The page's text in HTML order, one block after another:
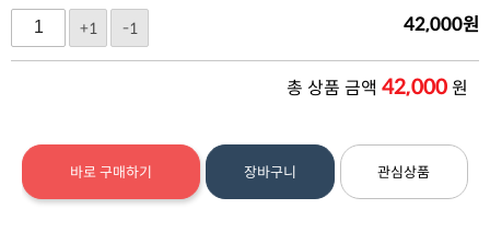
+1
-1 42,000원
총 상품 금액 42,000원
바로 구매하기 장바구니 관심상품